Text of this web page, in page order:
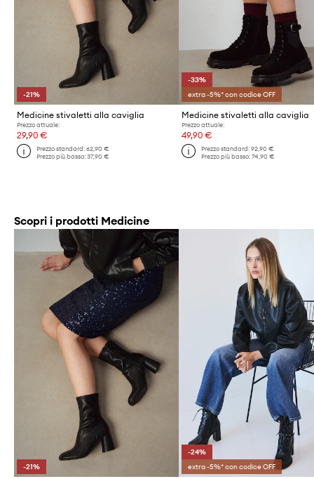
-21%
Medicine stivaletti alla caviglia
Prezzo attuale:
29,90 €
Prezzo standard:62,90 €
Prezzo più basso:37,90 €
-33%
extra -5%* con codice OFF
Medicine stivaletti alla caviglia
Prezzo attuale:
49,90 €
Prezzo standard: 92,90 €
Prezzo più basso: 74,90 €
Scopri i prodotti Medicine
-21%
-24%
extra -5%* con codice OFF